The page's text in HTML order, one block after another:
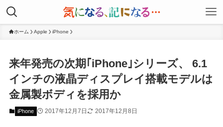
ホーム Apple iPhone
来年発売の次期｢iPhone｣シリーズ、 6.1
インチの液晶ディスプレイ搭載モデルは
金属製ボディを採用か
iPhone 2017年12月7日 2017年12月8日